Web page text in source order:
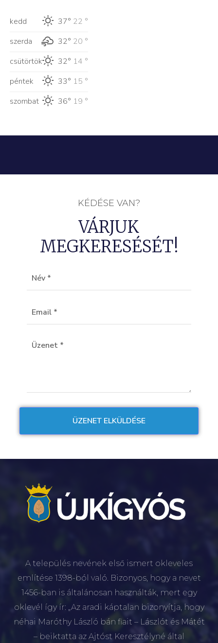
kedd 37° 22 °
szerda
32° 20 °
csütörtök
32° 14 °
péntek
33° 15 °
szombat
36° 19 °
KÉDÉSE VAN?
VÁRJUK
MEGKERESÉSÉT!
A település nevének első ismert okleveles
említése 1398-ból való. Bizonyos, hogy a nevet
1456-ban is általánosan használták, mert egy
oklevél így ír: „Az aradi káptalan bizonyítja, hogy
néhai Maróthy László bán fiait – Lászlót és Mátét
– beiktatta az Ajtóst Keresztélyné által